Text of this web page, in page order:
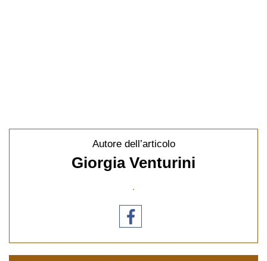
Autore dell’articolo
Giorgia Venturini